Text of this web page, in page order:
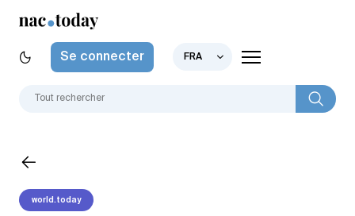
Se connecter FRA
world.today